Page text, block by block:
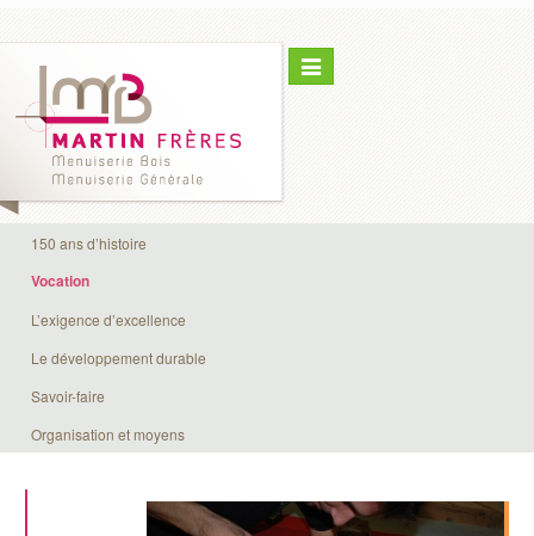
Toggle
navigation
150 ans d’histoire
Vocation
L’exigence d’excellence
Le développement durable
Savoir-faire
Organisation et moyens